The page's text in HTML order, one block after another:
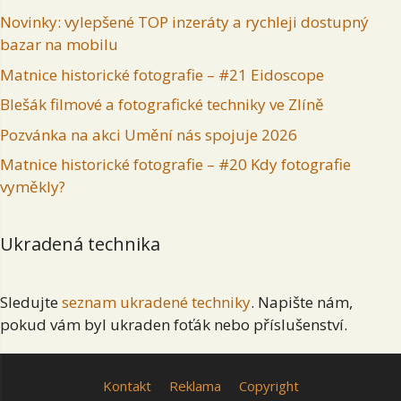
Novinky: vylepšené TOP inzeráty a rychleji dostupný
bazar na mobilu
Matnice historické fotografie – #21 Eidoscope
Blešák filmové a fotografické techniky ve Zlíně
Pozvánka na akci Umění nás spojuje 2026
Matnice historické fotografie – #20 Kdy fotografie
vyměkly?
Ukradená technika
Sledujte seznam ukradené techniky. Napište nám,
pokud vám byl ukraden foťák nebo příslušenství.
Kontakt Reklama Copyright